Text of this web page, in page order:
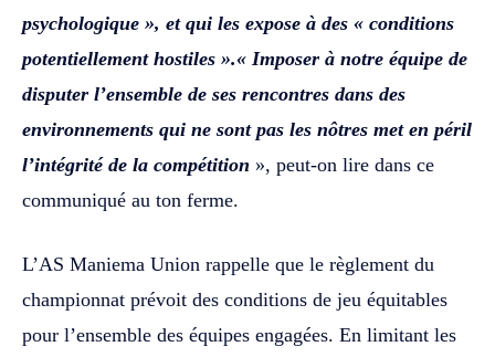
psychologique », et qui les expose à des « conditions
potentiellement hostiles ».« Imposer à notre équipe de
disputer l’ensemble de ses rencontres dans des
environnements qui ne sont pas les nôtres met en péril
l’intégrité de la compétition », peut-on lire dans ce
communiqué au ton ferme.
L’AS Maniema Union rappelle que le règlement du
championnat prévoit des conditions de jeu équitables
pour l’ensemble des équipes engagées. En limitant les